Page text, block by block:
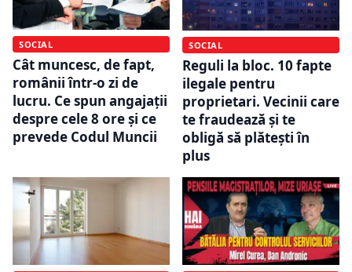
SOCIAL
Cât muncesc, de fapt,
românii într-o zi de
lucru. Ce spun angajații
despre cele 8 ore și ce
prevede Codul Muncii
SOCIAL
Reguli la bloc. 10 fapte
ilegale pentru
proprietari. Vecinii care
te fraudează și te
obligă să plătești în
plus